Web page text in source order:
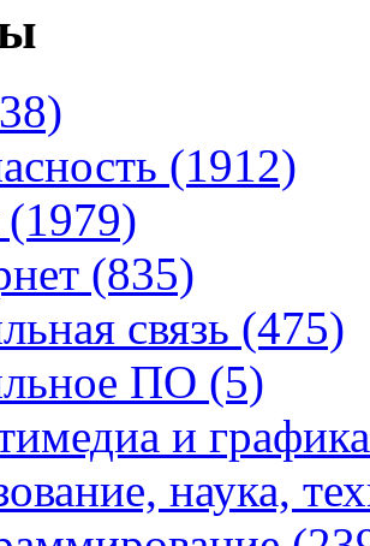
(1912)
(1979)
(835)
связь (475)
ПО (5)
и
наука,